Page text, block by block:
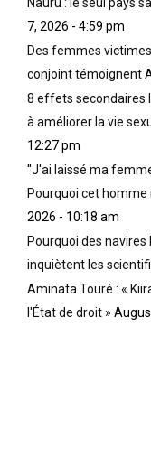
Nauru : le seul pays
7, 2026 - 4:59 pm
Des femmes
conjoint témoignent
8 effets secondaires
à améliorer la vie
12:27 pm
''J'ai laissé ma
Pourquoi cet
2026 - 10:18 am
Pourquoi des
inquiètent les
Aminata Touré : «
l'État de droit »